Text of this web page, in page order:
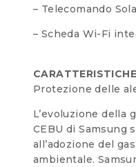
– Telecomando
– Scheda Wi-Fi
Protezione delle
L’evoluzione della
CEBU di Samsung
all’adozione del
ambientale.